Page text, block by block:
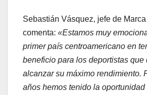
Sebastián Vásquez, jefe de
comenta: «Estamos muy
primer país centroamericano en
beneficio para los deportistas que
alcanzar su máximo rendimiento.
años hemos tenido la oportunidad